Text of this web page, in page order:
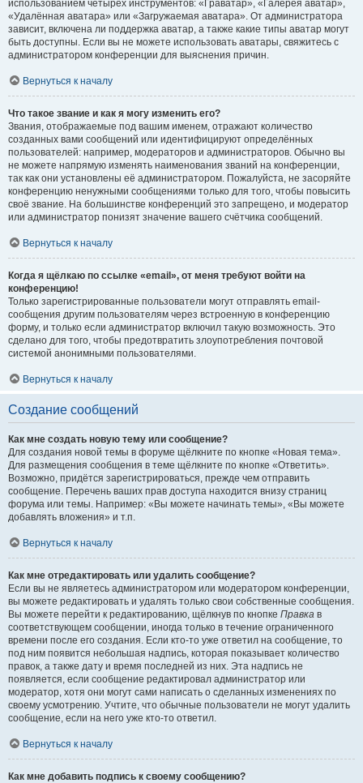
использованием четырёх инструментов: «Граватар», «Галерея аватар»,
«Удалённая аватара» или «Загружаемая аватара». От администратора
зависит, включена ли поддержка аватар, а также какие типы аватар могут
быть доступны. Если вы не можете использовать аватары, свяжитесь с
администратором конференции для выяснения причин.
Вернуться к началу
Что такое звание и как я могу изменить его?
Звания, отображаемые под вашим именем, отражают количество
созданных вами сообщений или идентифицируют определённых
пользователей: например, модераторов и администраторов. Обычно вы
не можете напрямую изменять наименования званий на конференции,
так как они установлены её администратором. Пожалуйста, не засоряйте
конференцию ненужными сообщениями только для того, чтобы повысить
своё звание. На большинстве конференций это запрещено, и модератор
или администратор понизят значение вашего счётчика сообщений.
Вернуться к началу
Когда я щёлкаю по ссылке «email», от меня требуют войти на
конференцию!
Только зарегистрированные пользователи могут отправлять email-
сообщения другим пользователям через встроенную в конференцию
форму, и только если администратор включил такую возможность. Это
сделано для того, чтобы предотвратить злоупотребления почтовой
системой анонимными пользователями.
Вернуться к началу
Создание сообщений
Как мне создать новую тему или сообщение?
Для создания новой темы в форуме щёлкните по кнопке «Новая тема».
Для размещения сообщения в теме щёлкните по кнопке «Ответить».
Возможно, придётся зарегистрироваться, прежде чем отправить
сообщение. Перечень ваших прав доступа находится внизу страниц
форума или темы. Например: «Вы можете начинать темы», «Вы можете
добавлять вложения» и т.п.
Вернуться к началу
Как мне отредактировать или удалить сообщение?
Если вы не являетесь администратором или модератором конференции,
вы можете редактировать и удалять только свои собственные сообщения.
Вы можете перейти к редактированию, щёлкнув по кнопке Правка в
соответствующем сообщении, иногда только в течение ограниченного
времени после его создания. Если кто-то уже ответил на сообщение, то
под ним появится небольшая надпись, которая показывает количество
правок, а также дату и время последней из них. Эта надпись не
появляется, если сообщение редактировал администратор или
модератор, хотя они могут сами написать о сделанных изменениях по
своему усмотрению. Учтите, что обычные пользователи не могут удалить
сообщение, если на него уже кто-то ответил.
Вернуться к началу
Как мне добавить подпись к своему сообщению?